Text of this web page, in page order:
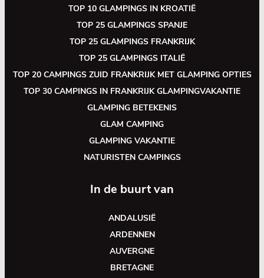
TOP 10 GLAMPINGS IN KROATIË
TOP 25 GLAMPINGS SPANJE
TOP 25 GLAMPINGS FRANKRIJK
TOP 25 GLAMPINGS ITALIË
TOP 20 CAMPINGS ZUID FRANKRIJK MET GLAMPING OPTIES
TOP 30 CAMPINGS IN FRANKRIJK GLAMPINGVAKANTIE
GLAMPING BETEKENIS
GLAM CAMPING
GLAMPING VAKANTIE
NATURISTEN CAMPINGS
In de buurt van
ANDALUSIË
ARDENNEN
AUVERGNE
BRETAGNE